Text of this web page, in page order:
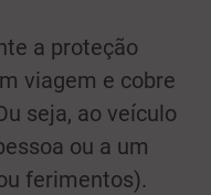
a proteção
viagem e cobre
seja, ao veículo
ou a um
ferimentos).